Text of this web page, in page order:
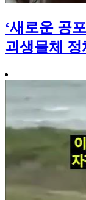
‘새로운 공
괴생물체 정